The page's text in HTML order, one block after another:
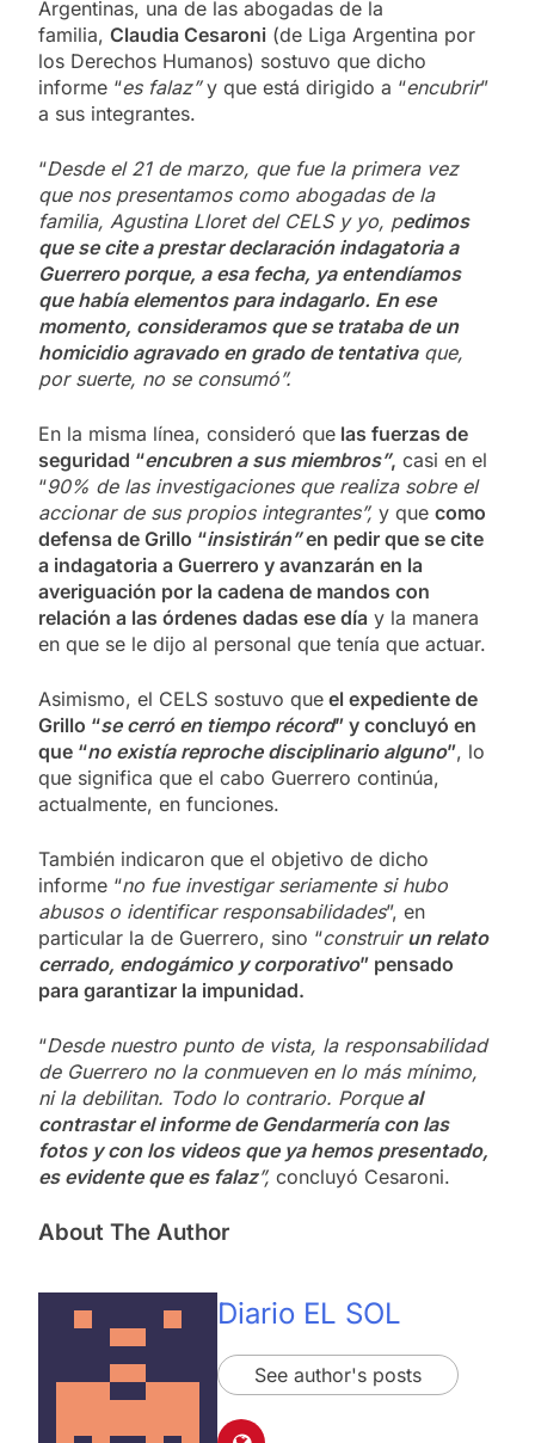
Argentinas, una de las abogadas de la
familia, Claudia Cesaroni (de Liga Argentina por
los Derechos Humanos) sostuvo que dicho
informe “es falaz”y que está dirigido a “encubrir”
a sus integrantes.
“Desde el 21 de marzo, que fue la primera vez
que nos presentamos como abogadas de la
familia, Agustina Lloret del CELS y yo, pedimos
que se cite a prestar declaración indagatoria a
Guerrero porque, a esa fecha, ya entendíamos
que había elementos para indagarlo. En ese
momento, consideramos que se trataba de un
homicidio agravado en grado de tentativaque,
por suerte, no se consumó”.
En la misma línea, consideró que las fuerzas de
seguridad “encubren a sus miembros”, casi en el
“90% de las investigaciones que realiza sobre el
accionar de sus propios integrantes”, y que como
defensa de Grillo “insistirán”en pedir que se cite
a indagatoria a Guerrero y avanzarán en la
averiguación por la cadena de mandos con
relación a las órdenes dadas ese día y la manera
en que se le dijo al personal que tenía que actuar.
Asimismo, el CELS sostuvo que el expediente de
Grillo “se cerró en tiempo récord” y concluyó en
que “no existía reproche disciplinario alguno”, lo
que significa que el cabo Guerrero continúa,
actualmente, en funciones.
También indicaron que el objetivo de dicho
informe “no fue investigar seriamente si hubo
abusos o identificar responsabilidades”, en
particular la de Guerrero, sino “construir un relato
cerrado, endogámico y corporativo” pensado
para garantizar la impunidad.
“Desde nuestro punto de vista, la responsabilidad
de Guerrero no la conmueven en lo más mínimo,
ni la debilitan. Todo lo contrario. Porqueal
contrastar el informe de Gendarmería con las
fotos y con los videos que ya hemos presentado,
es evidente que es falaz”, concluyó Cesaroni.
About The Author
Diario EL SOL
See author's posts